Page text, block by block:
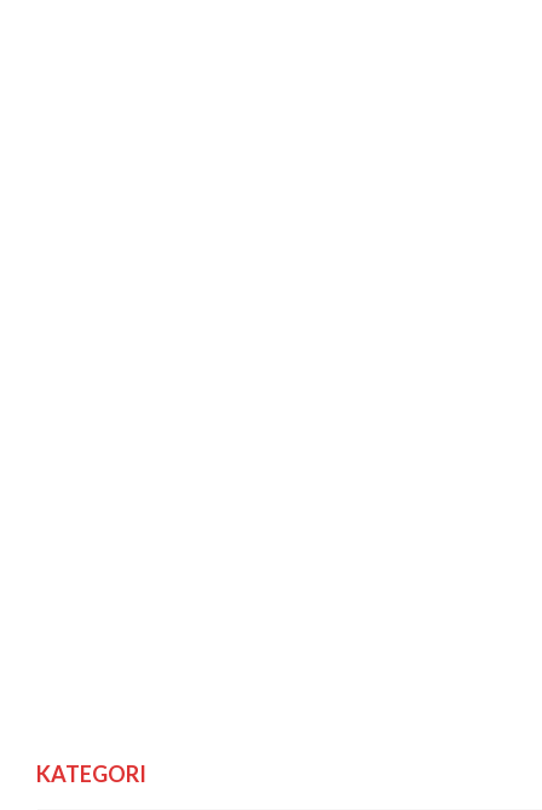
KATEGORI